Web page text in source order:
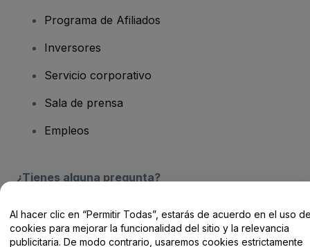
Programa de Afiliados
Inversores
Servicio corporativo
Sala de prensa
Empleos
¿Tienes alguna pregunta?
Centro de Ayuda / Contacto
Al hacer clic en “Permitir Todas”, estarás de acuerdo en el uso
cookies para mejorar la funcionalidad del sitio y la relevancia
publicitaria. De modo contrario, usaremos cookies estrictamente